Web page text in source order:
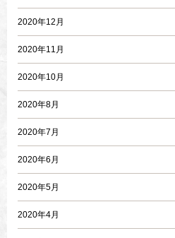
2020年12月
2020年11月
2020年10月
2020年8月
2020年7月
2020年6月
2020年5月
2020年4月